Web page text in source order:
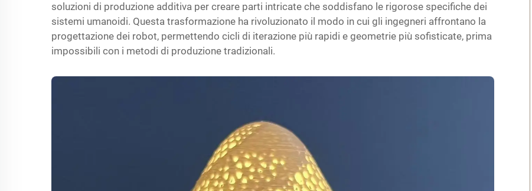
soluzioni di produzione additiva per creare parti intricate che soddisfano le rigorose specifiche dei
sistemi umanoidi. Questa trasformazione ha rivoluzionato il modo in cui gli ingegneri affrontano la
progettazione dei robot, permettendo cicli di iterazione più rapidi e geometrie più sofisticate, prima
impossibili con i metodi di produzione tradizionali.